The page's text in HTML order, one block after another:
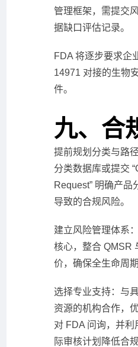
管理框架，需提交
据缺口评估记录。
FDA 将逐步要求企
14971 对接的生物
件。
九、合
提前规划分类与路
分类数据库或提交
Request” 明确产品
导致的合规风险。
建立风险管理体系
核心，整合 QMSR
价，确保全生命周
选择专业支持：与
资源的机构合作，
对 FDA 问询，并利
际审核计划降低合